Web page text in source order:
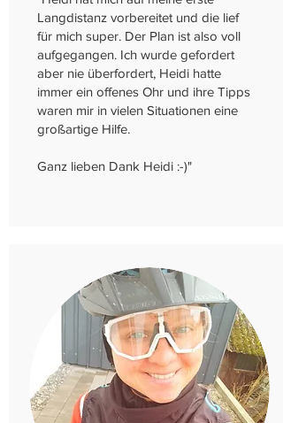
Langdistanz vorbereitet und die lief
für mich super. Der Plan ist also voll
aufgegangen. Ich wurde gefordert
aber nie überfordert, Heidi hatte
immer ein offenes Ohr und ihre Tipps
waren mir in vielen Situationen eine
großartige Hilfe.
Ganz lieben Dank Heidi :-)"